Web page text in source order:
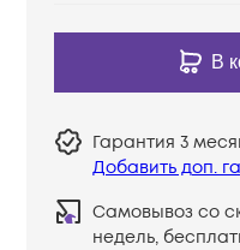
В
Гарантия 3
Добавить доп.
Самовывоз со
недель,